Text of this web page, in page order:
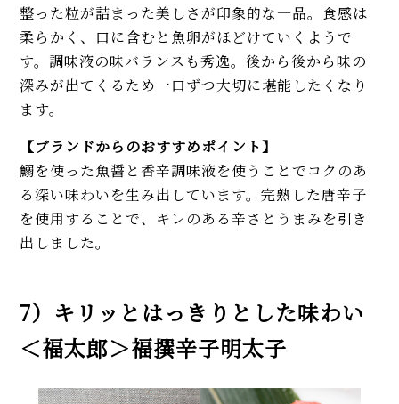
整った粒が詰まった美しさが印象的な一品。食感は
柔らかく、口に含むと魚卵がほどけていくようで
す。調味液の味バランスも秀逸。後から後から味の
深みが出てくるため一口ずつ大切に堪能したくなり
ます。
【ブランドからのおすすめポイント】
鰯を使った魚醤と香辛調味液を使うことでコクのあ
る深い味わいを生み出しています。完熟した唐辛子
を使用することで、キレのある辛さとうまみを引き
出しました。
7）キリッとはっきりとした味わい
＜福太郎＞福撰辛子明太子